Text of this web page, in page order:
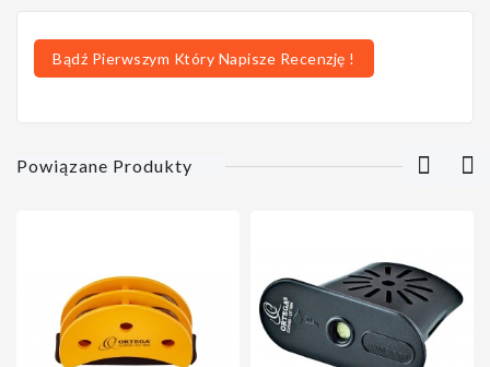
Bądź Pierwszym Który Napisze Recenzję !
Powiązane Produkty